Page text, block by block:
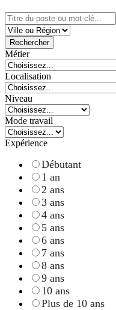
Rechercher
Métier
Localisation
Niveau
Mode travail
Expérience
Débutant
1 an
2 ans
3 ans
4 ans
5 ans
6 ans
7 ans
8 ans
9 ans
10 ans
Plus de 10 ans